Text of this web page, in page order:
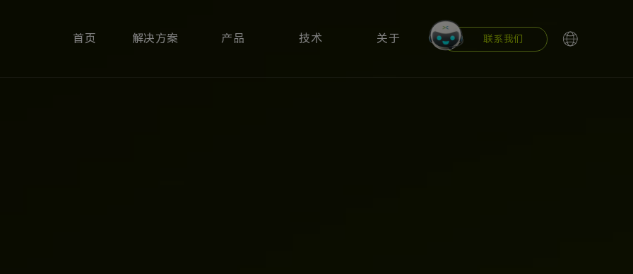
首页 解决方案 产品 技术 关于 联系我们